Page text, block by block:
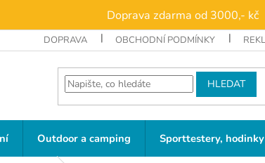
Doprava zdarma od 3000,- kč
DOPRAVA OBCHODNÍ PODMÍNKY
HLEDAT
Outdoor a camping Sporttestery, hodinky